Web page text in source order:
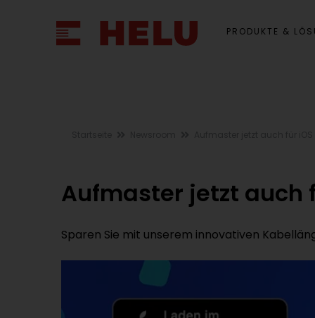
PRODUKTE &
Aufmaster jetzt auch
Sparen Sie mit unserem innovativen